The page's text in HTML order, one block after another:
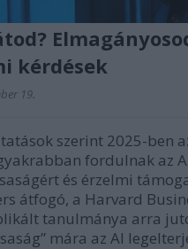
kérdések
19.
szerint 2025-ben
fordulnak az
és érzelmi
átfogó, a Harvard
tanulmánya arra
mára az AI